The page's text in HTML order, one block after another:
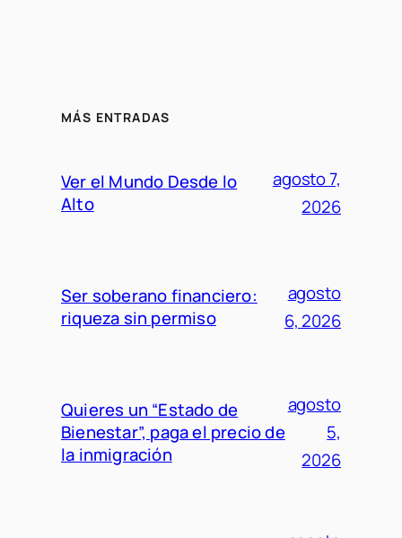
MÁS ENTRADAS
Ver el Mundo Desde lo
Alto
agosto 7,
2026
Ser soberano financiero:
riqueza sin permiso
agosto
6, 2026
Quieres un “Estado de
Bienestar”, paga el precio de
la inmigración
agosto
5,
2026